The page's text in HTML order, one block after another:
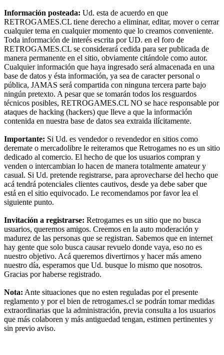
Información posteada: Ud. esta de acuerdo en que
RETROGAMES.CL tiene derecho a eliminar, editar, mover o cerrar
cualquier tema en cualquier momento que lo creamos conveniente.
Toda información de interés escrita por UD. en el foro de
RETROGAMES.CL se considerará cedida para ser publicada de
manera permanente en el sitio, obviamente citándole como autor.
Cualquier información que haya ingresado será almacenada en una
base de datos y ésta información, ya sea de caracter personal o
pública, JAMAS será compartida con ninguna tercera parte bajo
ningún pretexto. A pesar que se tomarán todos los resguardos
técnicos posibles, RETROGAMES.CL NO se hace responsable por
ataques de hacking (hackers) que lleve a que la información
contenida en nuestra base de datos sea extraida ilícitamente.
Importante: Si Ud. es vendedor o revendedor en sitios como
deremate o mercadolibre le reiteramos que Retrogames no es un sitio
dedicado al comercio. El hecho de que los usuarios compran y
venden o intercambian lo hacen de manera totalmente amateur y
casual. Si Ud. pretende registrarse, para aprovecharse del hecho que
acá tendrá potenciales clientes cautivos, desde ya debe saber que
está en el sitio equivocado. Le recomendamos por favor lea el
siguiente punto.
Invitación a registrarse: Retrogames es un sitio que no busca
usuarios, queremos amigos. Creemos en la auto moderación y
madurez de las personas que se registran. Sabemos que en internet
hay gente que solo busca causar revuelo donde vaya, eso no es
nuestro objetivo. Acá queremos divertirnos y hacer más ameno
nuestro día, esperamos que Ud. busque lo mismo que nosotros.
Gracias por haberse registrado.
Nota: Ante situaciones que no esten reguladas por el presente
reglamento y por el bien de retrogames.cl se podrán tomar medidas
extraordinarias que la administración, previa consulta a los usuarios
que más colaboren y más antiguedad tengan, estimen pertinentes y
sin previo aviso.